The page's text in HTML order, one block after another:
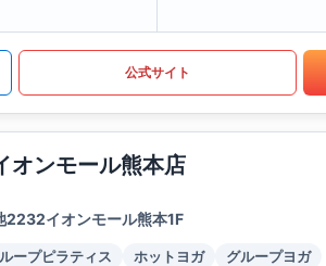
公式サイト
オンモール熊本店
2232イオンモール熊本1F
ープピラティス ホットヨガ
グループヨガ